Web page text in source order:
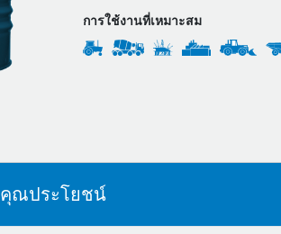
การใช้งานที่เหมาะสม
คุณประโยชน์